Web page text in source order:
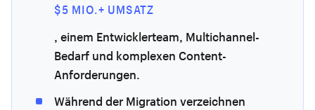
$5 MIO.+ UMSATZ
, einem Entwicklerteam, Multichannel-
Bedarf und komplexen Content-
Anforderungen.
Während der Migration verzeichnen